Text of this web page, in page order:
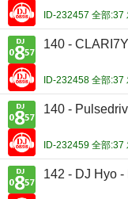
ID-232457 全部
140 -
ID-232458 全部
140 -
ID-232459 全部
142 - DJ Hyo